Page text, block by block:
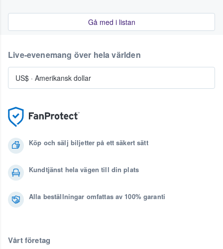
Gå med i listan
Köp och sälj biljetter på ett säkert sätt
Kundtjänst hela vägen till din plats
Alla beställningar omfattas av 100% garanti
Vårt företag
Live-evenemang över hela världen
US$ · Amerikansk dollar